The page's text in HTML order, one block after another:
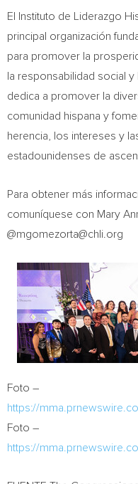
El Instituto de Liderazgo
principal organización
para promover la
la responsabilidad social
dedica a promover la
comunidad hispana y
herencia, los intereses y
estadounidenses de
Para obtener más
comuníquese con Mary
@mgomezorta@chli.org
Foto –
https://
Foto –
https://